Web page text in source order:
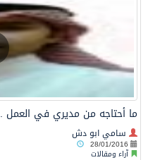
ما أحتاجه من مديري في العمل .
سامي ابو دش
28/01/2016
آراء ومقالات